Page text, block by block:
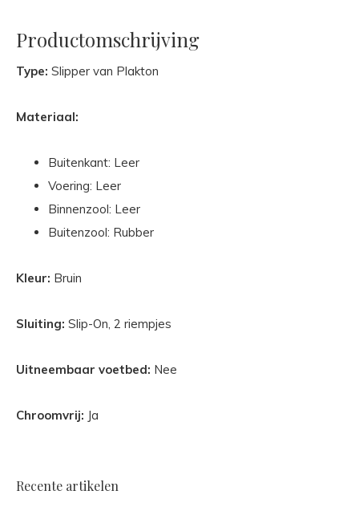
Productomschrijving
Type: Slipper van Plakton
Materiaal:
Buitenkant: Leer
Voering: Leer
Binnenzool: Leer
Buitenzool: Rubber
Kleur: Bruin
Sluiting: Slip-On, 2 riempjes
Uitneembaar voetbed: Nee
Chroomvrij: Ja
Recente artikelen